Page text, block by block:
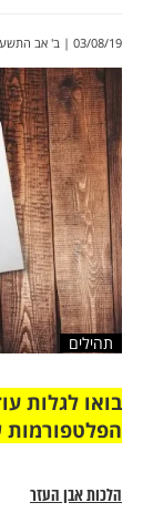
ליום א'
בנים בכתה
שלח